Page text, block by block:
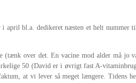
april bl.a. dedikeret næsten et helt
(tænk over det. En vacine mod alder må
50 (David er i øvrigt fast A-
at vi lever så meget længere. Tidens